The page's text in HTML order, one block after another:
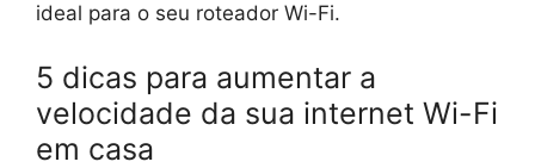
ideal para o seu roteador Wi-Fi.
5 dicas para aumentar a
velocidade da sua internet Wi-Fi
em casa